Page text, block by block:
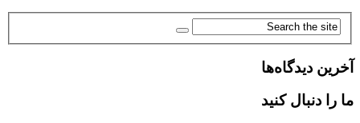
آخرین دیدگاه‌ها
ما را دنبال کنید